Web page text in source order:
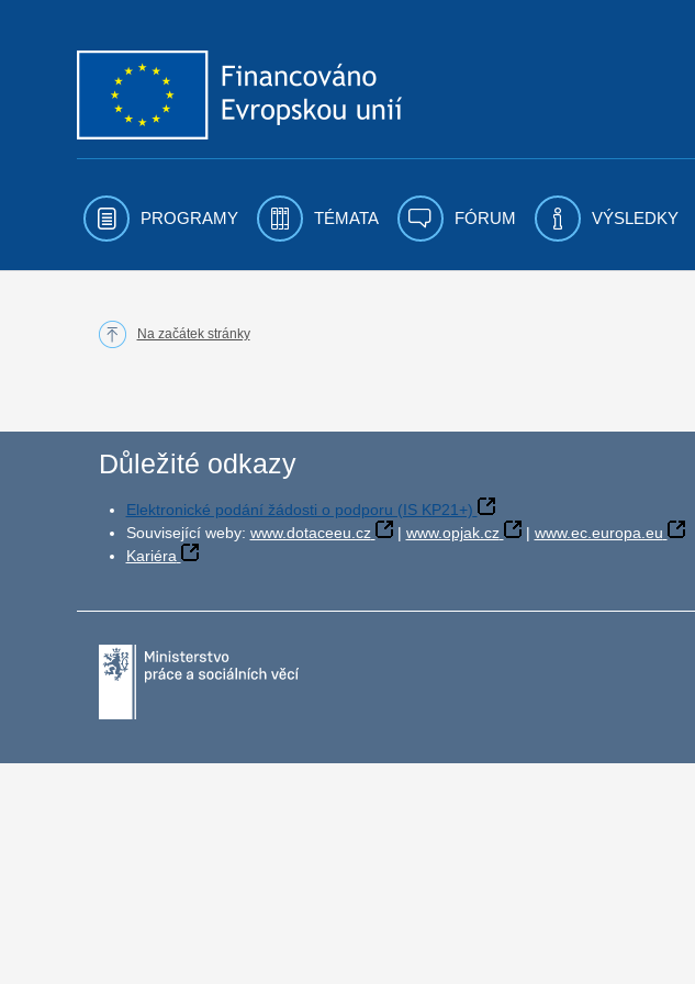
PROGRAMY TÉMATA FÓRUM VÝSLEDKY
Na začátek stránky
Důležité odkazy
Elektronické podání žádosti o podporu (IS KP21+)
Související weby: www.dotaceeu.cz | www.opjak.cz | www.ec.europa.eu
Kariéra